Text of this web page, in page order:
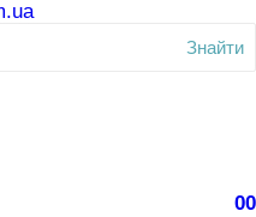
Знайти
00